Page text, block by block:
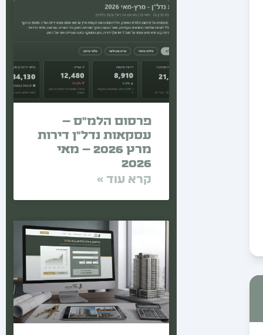
פרסום הלמ"ס –
עסקאות נדל"ן דירות
מרץ 2026 – מאי
2026
קרא עוד »